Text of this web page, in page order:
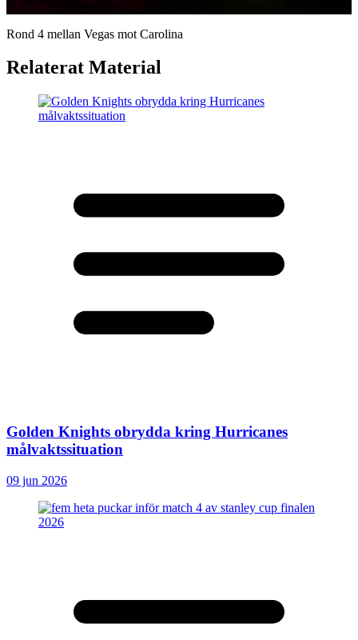
Video
Rond 4 mellan Vegas mot Carolina
Relaterat Material
Golden Knights obrydda kring Hurricanes
målvaktssituation
09 jun 2026